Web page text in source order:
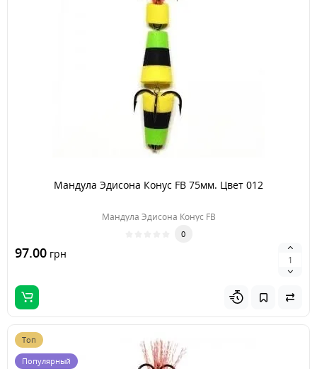
Мандула Эдисона Конус FB 75мм. Цвет 012
Мандула Эдисона Конус FB
0
97.00 грн
Топ
Популярный